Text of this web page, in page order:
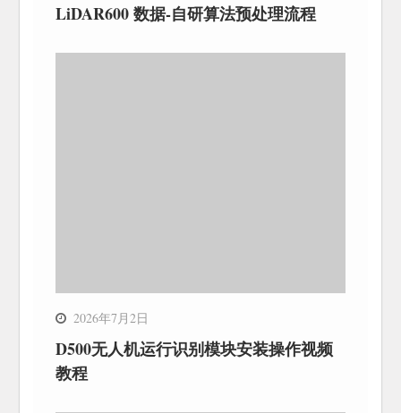
LiDAR600 数据-自研算法预处理流程
2026年7月2日
D500无人机运行识别模块安装操作视频
教程